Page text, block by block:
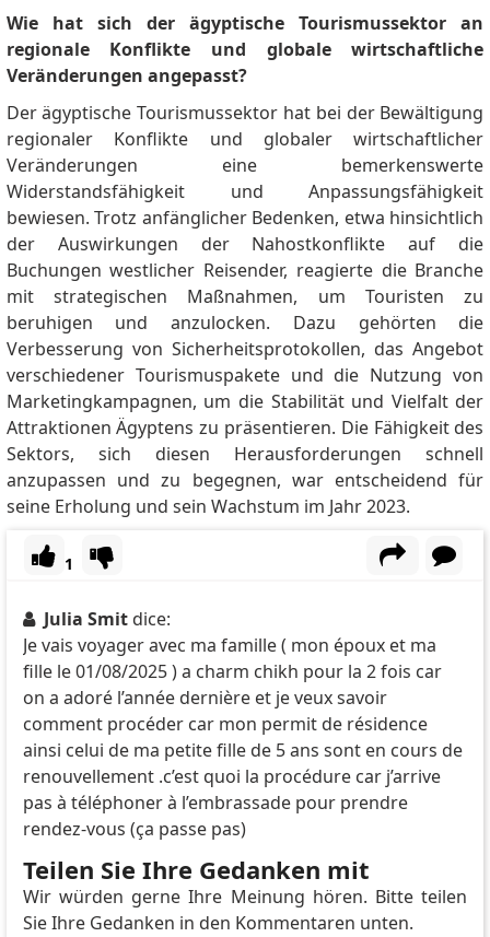
Wie hat sich der ägyptische Tourismussektor an
regionale Konflikte und globale wirtschaftliche
Veränderungen angepasst?
Der ägyptische Tourismussektor hat bei der Bewältigung
regionaler Konflikte und globaler wirtschaftlicher
Veränderungen eine bemerkenswerte
Widerstandsfähigkeit und Anpassungsfähigkeit
bewiesen.Trotz anfänglicher Bedenken, etwa hinsichtlich
der Auswirkungen der Nahostkonflikte auf die
Buchungen westlicher Reisender, reagierte die Branche
mit strategischen Maßnahmen, um Touristen zu
beruhigen und anzulocken. Dazu gehörten die
Verbesserung von Sicherheitsprotokollen, das Angebot
verschiedener Tourismuspakete und die Nutzung von
Marketingkampagnen, um die Stabilität und Vielfalt der
Attraktionen Ägyptens zu präsentieren. Die Fähigkeit des
Sektors, sich diesen Herausforderungen schnell
anzupassen und zu begegnen, war entscheidend für
seine Erholung und sein Wachstum im Jahr 2023.
1
Julia Smit dice:
Je vais voyager avec ma famille ( mon époux et ma
fille le 01/08/2025 ) a charm chikh pour la 2 fois car
on a adoré l’année dernière et je veux savoir
comment procéder car mon permit de résidence
ainsi celui de ma petite fille de 5 ans sont en cours de
renouvellement .c’est quoi la procédure car j’arrive
pas à téléphoner à l’embrassade pour prendre
rendez-vous (ça passe pas)
Teilen Sie Ihre Gedanken mit
Wir würden gerne Ihre Meinung hören. Bitte teilen
Sie Ihre Gedanken in den Kommentaren unten.